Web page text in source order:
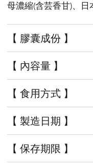
母濃縮(含芸香甘)、
【 膠囊成份 】
【 內容量 】
【 食用方式 】
【 製造日期 】
【 保存期限 】